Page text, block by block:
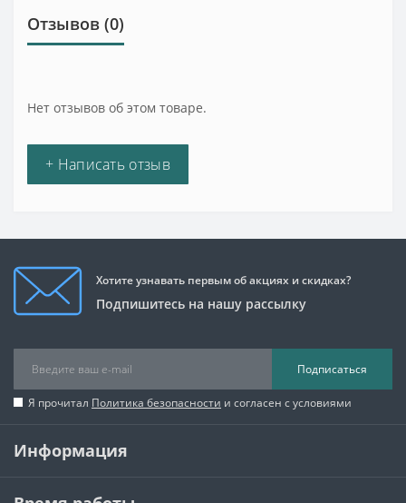
Отзывов (0)
Нет отзывов об этом товаре.
+ Написать отзыв
Хотите узнавать первым об акциях и скидках?
Подпишитесь на нашу рассылку
Подписаться
Я прочитал Политика безопасности и согласен с условиями
Информация